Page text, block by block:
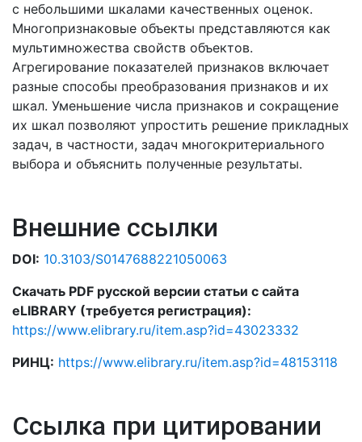
с небольшими шкалами качественных оценок.
Многопризнаковые объекты представляются как
мультимножества свойств объектов.
Агрегирование показателей признаков включает
разные способы преобразования признаков и их
шкал. Уменьшение числа признаков и сокращение
их шкал позволяют упростить решение прикладных
задач, в частности, задач многокритериального
выбора и объяснить полученные результаты.
Внешние ссылки
DOI: 10.3103/S0147688221050063
Скачать PDF русской версии статьи с сайта
eLIBRARY (требуется регистрация):
https://www.elibrary.ru/item.asp?id=43023332
РИНЦ: https://www.elibrary.ru/item.asp?id=48153118
Ссылка при цитировании